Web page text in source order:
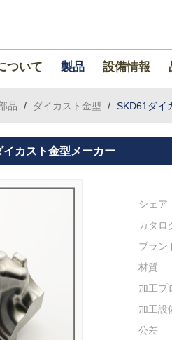
ついて 製品 設備情報
品 / ダイカスト金型 / SKD61ダイ
カスト金型メーカー
シェア
カタロ
ブラン
材質
加工プ
加工設
公差